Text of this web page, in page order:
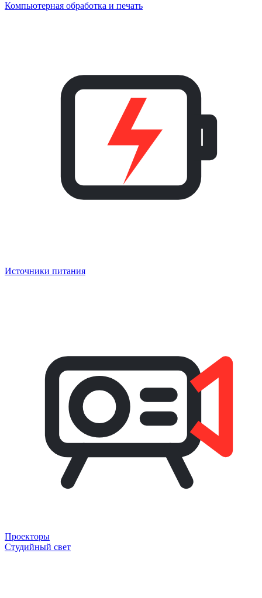
Компьютерная обработка и печать
Источники питания
Проекторы
Студийный свет